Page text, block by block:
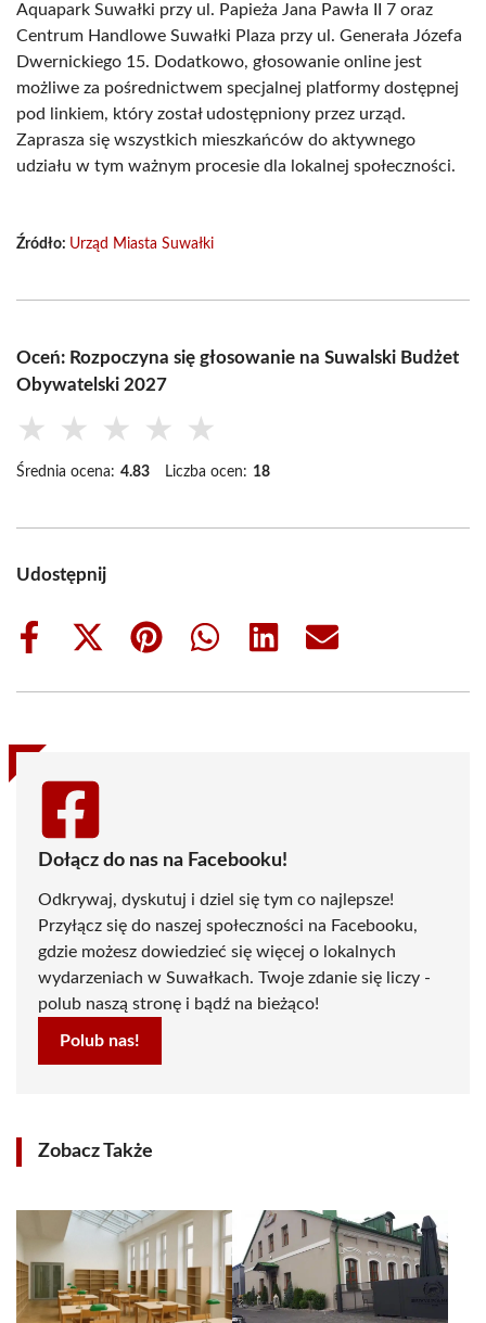
Aquapark Suwałki przy ul. Papieża Jana Pawła II 7 oraz
Centrum Handlowe Suwałki Plaza przy ul. Generała Józefa
Dwernickiego 15. Dodatkowo, głosowanie online jest
możliwe za pośrednictwem specjalnej platformy dostępnej
pod linkiem, który został udostępniony przez urząd.
Zaprasza się wszystkich mieszkańców do aktywnego
udziału w tym ważnym procesie dla lokalnej społeczności.
Źródło: Urząd Miasta Suwałki
Oceń: Rozpoczyna się głosowanie na Suwalski Budżet
Obywatelski 2027
★ ★ ★ ★ ★
Średnia ocena: 4.83 Liczba ocen: 18
Udostępnij
Share
Share
(Twitter)
Share
Share
Share
Share
Dołącz do nas na Facebooku!
Odkrywaj, dyskutuj i dziel się tym co najlepsze!
Przyłącz się do naszej społeczności na Facebooku,
gdzie możesz dowiedzieć się więcej o lokalnych
wydarzeniach w Suwałkach. Twoje zdanie się liczy -
polub naszą stronę i bądź na bieżąco!
Polub nas!
Zobacz Także